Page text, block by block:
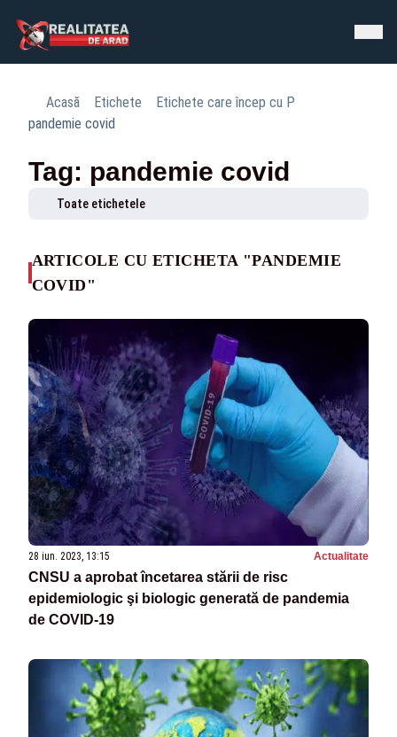
Acasă Etichete
Etichete care încep cu P
pandemie covid
Tag: pandemie covid
Toate etichetele
ARTICOLE CU ETICHETA "PANDEMIE
COVID"
28 iun. 2023, 13:15 Actualitate
CNSU a aprobat încetarea stării de risc
epidemiologic şi biologic generată de pandemia
de COVID-19